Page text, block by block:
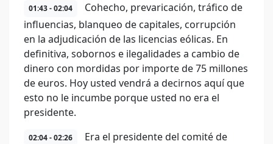
01:43 - 02:04
Cohecho, prevaricación, tráfico de
influencias, blanqueo de capitales, corrupción
en la adjudicación de las licencias eólicas. En
definitiva, sobornos e ilegalidades a cambio de
dinero con mordidas por importe de 75 millones
de euros. Hoy usted vendrá a decirnos aquí que
esto no le incumbe porque usted no era el
presidente.
02:04 - 02:26
Era el presidente del comité de